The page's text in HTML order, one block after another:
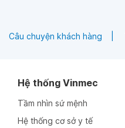
Câu chuyện khách hàng
Hệ thống Vinmec
Tầm nhìn sứ mệnh
Hệ thống cơ sở y tế